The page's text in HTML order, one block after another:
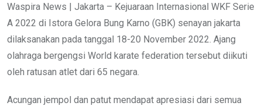
Waspira News | Jakarta – Kejuaraan Internasional WKF Serie
A 2022 di Istora Gelora Bung Karno (GBK) senayan jakarta
dilaksanakan pada tanggal 18-20 November 2022. Ajang
olahraga bergengsi World karate federation tersebut diikuti
oleh ratusan atlet dari 65 negara.
Acungan jempol dan patut mendapat apresiasi dari semua